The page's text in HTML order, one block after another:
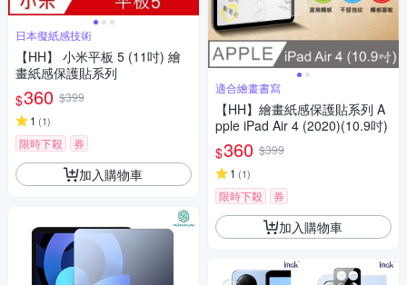
日本擬紙感技術
【HH】 小米平板 5 (11吋) 繪
畫紙感保護貼系列
$360 $399
1 (1)
限時下殺 券
加入購物車
適合繪畫書寫
【HH】繪畫紙感保護貼系列 A
pple iPad Air 4 (2020)(10.9吋)
$360 $399
1 (1)
限時下殺 券
加入購物車